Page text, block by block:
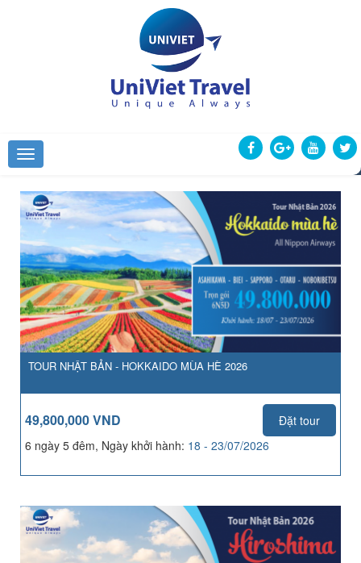
TOUR NHẬT BẢN - HOKKAIDO MÙA HÈ 2026
49,800,000 VND
Đặt tour
6 ngày 5 đêm, Ngày khởi hành: 18 - 23/07/2026